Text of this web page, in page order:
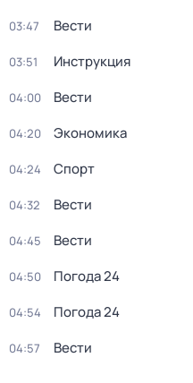
03:47 Вести
03:51 Инструкция
04:00 Вести
04:20 Экономика
04:24 Спорт
04:32 Вести
04:45 Вести
04:50 Погода 24
04:54 Погода 24
04:57 Вести